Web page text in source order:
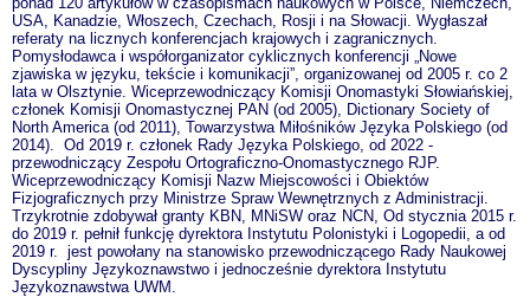
USA, Kanadzie, Włoszech, Czechach, Rosji i na Słowacji. Wygłaszał
referaty na licznych konferencjach krajowych i zagranicznych.
Pomysłodawca i współorganizator cyklicznych konferencji „Nowe
zjawiska w języku, tekście i komunikacji”, organizowanej od 2005 r. co 2
lata w Olsztynie. Wiceprzewodniczący Komisji Onomastyki Słowiańskiej,
członek Komisji Onomastycznej PAN (od 2005), Dictionary Society of
North America (od 2011), Towarzystwa Miłośników Języka Polskiego (od
2014). Od 2019 r. członek Rady Języka Polskiego, od 2022 -
przewodniczący Zespołu Ortograficzno-Onomastycznego RJP.
Wiceprzewodniczący Komisji Nazw Miejscowości i Obiektów
Fizjograficznych przy Ministrze Spraw Wewnętrznych z Administracji.
Trzykrotnie zdobywał granty KBN, MNiSW oraz NCN, Od stycznia 2015 r.
do 2019 r. pełnił funkcję dyrektora Instytutu Polonistyki i Logopedii, a od
2019 r. jest powołany na stanowisko przewodniczącego Rady Naukowej
Dyscypliny Językoznawstwo i jednocześnie dyrektora Instytutu
Językoznawstwa UWM.